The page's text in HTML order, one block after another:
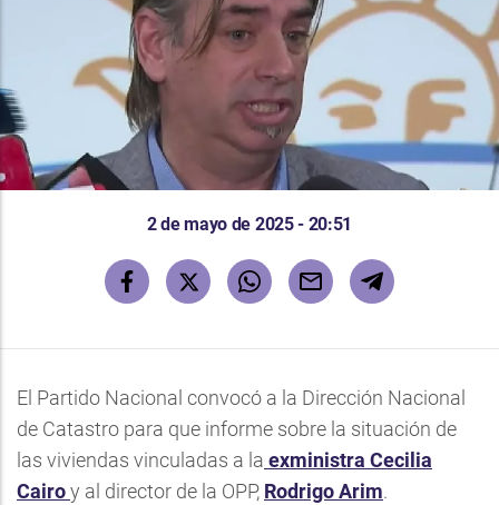
2 de mayo de 2025 - 20:51
El Partido Nacional convocó a la Dirección Nacional
de Catastro para que informe sobre la situación de
las viviendas vinculadas a la exministra Cecilia
Cairoy al director de la OPP, Rodrigo Arim.